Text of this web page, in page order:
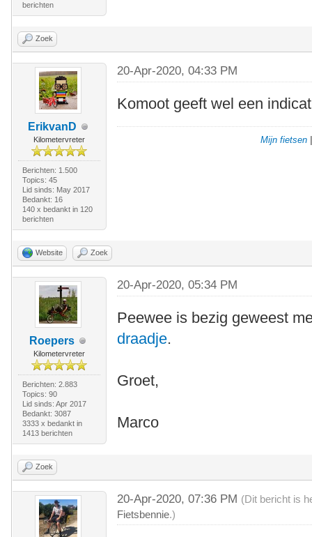
berichten
Zoek
ErikvanD
Kilometervreter
Berichten: 1.500
Topics: 45
Lid sinds: May 2017
Bedankt: 16
140 x bedankt in 120
berichten
20-Apr-2020, 04:33 PM
Komoot geeft wel een
Mijn fietsen
Website Zoek
Roepers
Kilometervreter
Berichten: 2.883
Topics: 90
Lid sinds: Apr 2017
Bedankt: 3087
3333 x bedankt in
1413 berichten
20-Apr-2020, 05:34 PM
Peewee is bezig geweest
draadje.
Groet,
Marco
Zoek
20-Apr-2020, 07:36 PM (Dit bericht is
Fietsbennie.)